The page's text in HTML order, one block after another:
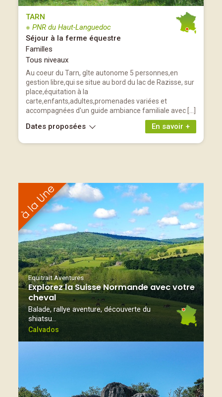
TARN
※ PNR du Haut-Languedoc
Séjour à la ferme équestre
Familles
Tous niveaux
Au coeur du Tarn, gîte autonome 5 personnes,en
gestion libre,qui se situe au bord du lac de Razisse, sur
place,équitation à la
carte,enfants,adultes,promenades variées et
accompagnées d'un guide ambiance familiale avec […]
En savoir +
Dates proposées
Equitrait Aventures
Explorez la Suisse Normande avec votre
cheval
Balade, rallye aventure, découverte du
shiatsu…
Calvados